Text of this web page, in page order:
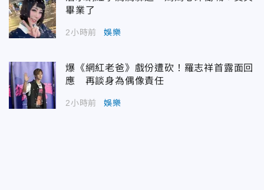
畢業了
2小時前 娛樂
爆《網紅老爸》戲份遭砍！羅志祥首露面回
應 再談身為偶像責任
2小時前 娛樂